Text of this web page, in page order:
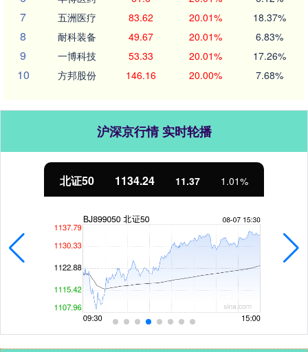
7 五洲医疗 83.62 20.01% 18.37%
8 耐科装备 49.67 20.01% 6.83%
9 一博科技 53.33 20.01% 17.26%
10 方邦股份 146.16 20.00% 7.68%
沪深京行情 实时轮播
北证50 1134.24 11.37 1.01%